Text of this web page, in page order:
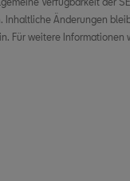
Inhaltliche Änderungen
Für weitere Informationen